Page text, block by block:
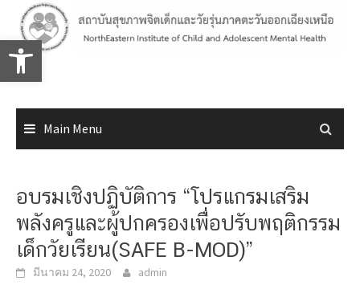
Open toolbar
content
Main Menu
อบรมเชิงปฏิบัติการ “โปรแกรมเสริม
พลังครูและผู้ปกครองเพื่อปรับพฤติกรรม
เด็กวัยเรียน(SAFE B-MOD)”
มีนาคม 24, 2020 admin